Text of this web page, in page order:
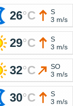
26°C
S
3 m/s
29°C
S
3 m/s
32°C
SO
3 m/s
30°C
S
3 m/s